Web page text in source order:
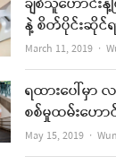
နဲ့ စိတ်ပိုင်းဆိုင်
March 11, 2019
ရထားပေါ်မှာ
စစ်မှုထမ်းဟော
May 15, 2019